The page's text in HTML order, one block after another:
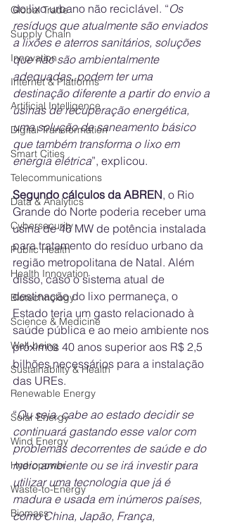
Global Trade
Supply Chain
Innovation
Internet & Platforms
Artificial Intelligence
Digital Transformation
Smart Cities
Telecommunications
Data & Analytics
Cybersecurity
Public Health
Health Innovation
Biotechnology
Science & Medicine
Well-being
Sustainability & Health
Renewable Energy
Solar Energy
Wind Energy
Hydropower
Waste-to-Energy
Biomass
do lixo urbano não reciclável. “Os
resíduos que atualmente são enviados
a lixões e aterros sanitários, soluções
que não são ambientalmente
adequadas, podem ter uma
destinação diferente a partir do envio a
usinas de recuperação energética,
uma solução de saneamento básico
que também transforma o lixo em
energia elétrica”, explicou.
Segundo cálculos da ABREN, o Rio
Grande do Norte poderia receber uma
usina de 46 MW de potência instalada
para tratamento do resíduo urbano da
região metropolitana de Natal. Além
disso, caso o sistema atual de
destinação do lixo permaneça, o
Estado teria um gasto relacionado à
saúde pública e ao meio ambiente nos
próximos 40 anos superior aos R$ 2,5
bilhões necessários para a instalação
das UREs.
“Ou seja, cabe ao estado decidir se
continuará gastando esse valor com
problemas decorrentes de saúde e do
meio ambiente ou se irá investir para
utilizar uma tecnologia que já é
madura e usada em inúmeros países,
como China, Japão, França,